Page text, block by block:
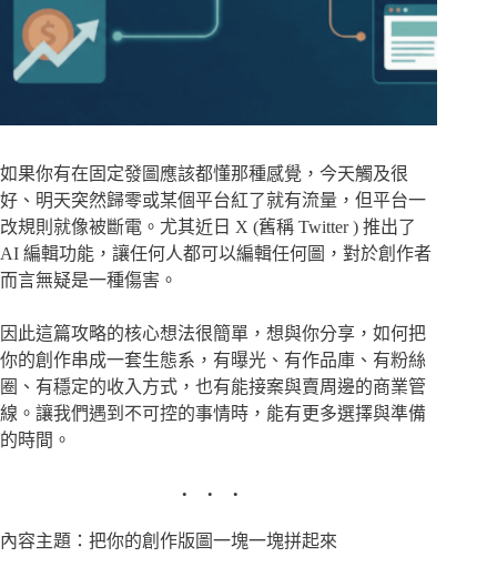
如果你有在固定發圖應該都懂那種感覺，今天觸及很
好、明天突然歸零或某個平台紅了就有流量，但平台一
改規則就像被斷電。尤其近日 X (舊稱 Twitter ) 推出了
AI 編輯功能，讓任何人都可以編輯任何圖，對於創作者
而言無疑是一種傷害。
因此這篇攻略的核心想法很簡單，想與你分享，如何把
你的創作串成一套生態系，有曝光、有作品庫、有粉絲
圈、有穩定的收入方式，也有能接案與賣周邊的商業管
線。讓我們遇到不可控的事情時，能有更多選擇與準備
的時間。
內容主題：把你的創作版圖一塊一塊拼起來